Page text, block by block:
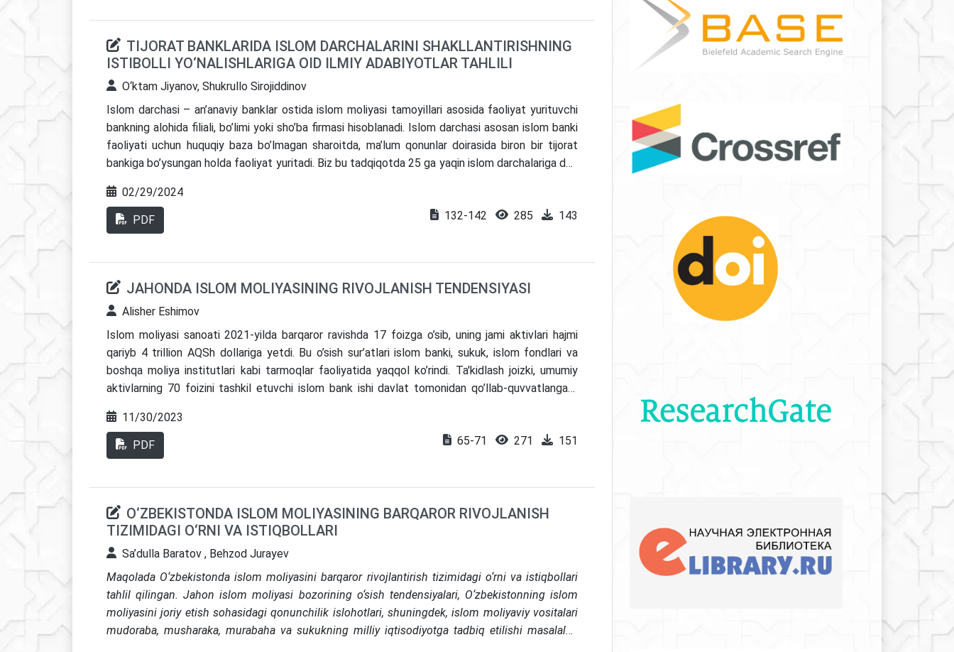
taraqqiyotiga ishora etib, islom moliyasini doimiy o’sish va innovatsiyalar uchun yo’naltiradi.
TIJORAT BANKLARIDA ISLOM DARCHALARINI SHAKLLANTIRISHNING
ISTIBOLLI YO‘NALISHLARIGA OID ILMIY ADABIYOTLAR TAHLILI
O‘ktam Jiyanov, Shukrullo Sirojiddinov
Islom darchasi – an’anaviy banklar ostida islom moliyasi tamoyillari asosida faoliyat yurituvchi
bankning alohida filiali, bo’limi yoki sho’ba firmasi hisoblanadi. Islom darchasi asosan islom banki
faoliyati uchun huquqiy baza bo’lmagan sharoitda, ma’lum qonunlar doirasida biron bir tijorat
bankiga bo’ysungan holda faoliyat yuritadi. Biz bu tadqiqotda 25 ga yaqin islom darchalariga doir
o’rtassidagi statistik tahlillar, ularning yutuqlari, kamchiliklari va xizmat ko’rsatish sifati to’g’risida
ilmiy izlanish olib bordik va kerakli takliflarni berdik.
02/29/2024
PDF 132-142 285 143
JAHONDA ISLOM MOLIYASINING RIVOJLANISH TENDENSIYASI
Alisher Eshimov
Islom moliyasi sanoati 2021-yilda barqaror ravishda 17 foizga o’sib, uning jami aktivlari hajmi
qariyb 4 trillion AQSh dollariga yetdi. Bu o’sish sur’atlari islom banki, sukuk, islom fondlari va
boshqa moliya institutlari kabi tarmoqlar faoliyatida yaqqol ko’rindi. Ta'kidlash joizki, umumiy
aktivlarning 70 foizini tashkil etuvchi islom bank ishi davlat tomonidan qo’llab-quvvatlangani,
bo’lsa, mos ravishta, aktivlarning o’rtacha rentabelligi ham o’sib bordi. Butun dunyo bo’ylab to’liq
raqamli islomiy banklarning yuksalishi va LIBORga o’tish jarayoniga javoban Malayziyaning
MYOR-i va Ummonning islomiy pul bozorlari vositalari sanoat innovatsiyasini yoqlab chiqdilar.
taraqqiyotiga ishora etib, islom moliyasini doimiy o’sish va innovatsiyalar uchun yo’naltiradi.
11/30/2023
PDF 65-71 271 151
O‘ZBEKISTONDA ISLOM MOLIYASINING BARQAROR RIVOJLANISH
TIZIMIDAGI O‘RNI VA ISTIQBOLLARI
Sa’dulla Baratov , Behzod Jurayev
Maqolada O‘zbekistonda islom moliyasini barqaror rivojlantirish tizimidagi o‘rni va istiqbollari
tahlil qilingan. Jahon islom moliyasi bozorining o‘sish tendensiyalari, O‘zbekistonning islom
moliyasini joriy etish sohasidagi qonunchilik islohotlari, shuningdek, islom moliyaviy vositalari
mudoraba, musharaka, murabaha va sukukning milliy iqtisodiyotga tadbiq etilishi masalalari